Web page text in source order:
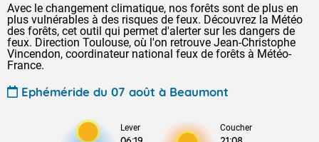
Avec le changement climatique, nos forêts sont de plus en
plus vulnérables à des risques de feux. Découvrez la Météo
des forêts, cet outil qui permet d'alerter sur les dangers de
feux. Direction Toulouse, où l'on retrouve Jean-Christophe
Vincendon, coordinateur national feux de forêts à Météo-
France.
Ephéméride du 07 août à Beaumont
Lever Coucher